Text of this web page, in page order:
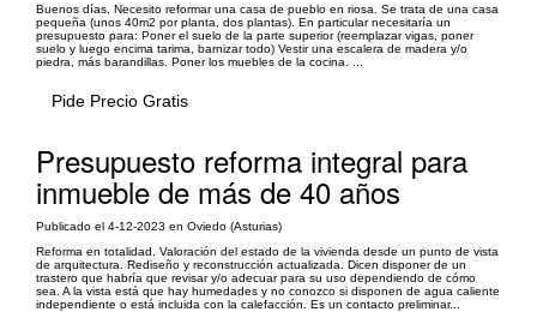
Buenos días, Necesito reformar una casa de pueblo en riosa. Se trata de una casa
pequeña (unos 40m2 por planta, dos plantas). En particular necesitaría un
presupuesto para: Poner el suelo de la parte superior (reemplazar vigas, poner
suelo y luego encima tarima, barnizar todo) Vestir una escalera de madera y/o
piedra, más barandillas. Poner los muebles de la cocina. ...
Pide Precio Gratis
Presupuesto reforma integral para
inmueble de más de 40 años
Publicado el 4-12-2023 en Oviedo (Asturias)
Reforma en totalidad. Valoración del estado de la vivienda desde un punto de vista
de arquitectura. Rediseño y reconstrucción actualizada. Dicen disponer de un
trastero que habría que revisar y/o adecuar para su uso dependiendo de cómo
sea. A la vista está que hay humedades y no conozco si disponen de agua caliente
independiente o está incluida con la calefacción. Es un contacto preliminar...